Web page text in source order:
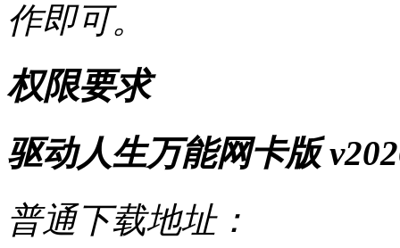
作即可。
权限要求
驱动人生万能网卡版
普通下载地址：